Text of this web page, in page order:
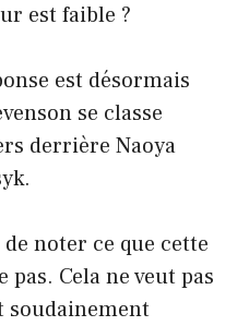
est faible ?
est désormais
se classe
derrière Naoya
noter ce que cette
Cela ne veut pas
soudainement